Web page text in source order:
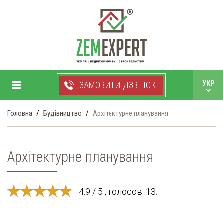
ЗАМОВИТИ ДЗВІНОК УКР
+38 050 750 99 33
РУС
Головна Будівництво Архітектурне планування
Архітектурне планування
4.9 / 5 , голосов: 13.